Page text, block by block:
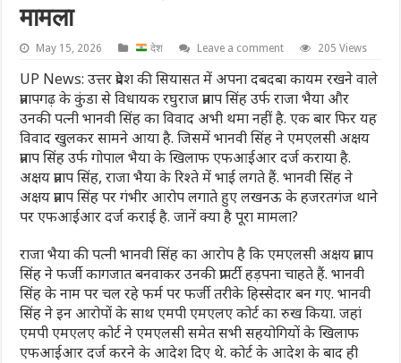
मामला
May 15, 2026 देश Leave a comment 205 Views
UP News: उत्तर प्रदेश की सियासत में अपना दबदबा कायम रखने वाले
प्रतापगढ़ के कुंडा से विधायक रघुराज प्रताप सिंह उर्फ राजा भैया और
उनकी पत्नी भानवी सिंह का विवाद अभी थमा नहीं है. एक बार फिर यह
विवाद खुलकर सामने आया है. जिसमें भानवी सिंह ने एमएलसी अक्षय
प्रताप सिंह उर्फ गोपाल भैया के खिलाफ एफआईआर दर्ज कराया है.
अक्षय प्रताप सिंह, राजा भैया के रिश्ते में भाई लगते हैं. भानवी सिंह ने
अक्षय प्रताप सिंह पर गंभीर आरोप लगाते हुए लखनऊ के हजरतगंज थाने
पर एफआईआर दर्ज कराई है. जानें क्या है पूरा मामला?
राजा भैया की पत्नी भानवी सिंह का आरोप है कि एमएलसी अक्षय प्रताप
सिंह ने फर्जी कागजात बनवाकर उनकी प्रापर्टी हड़पना चाहते हैं. भानवी
सिंह के नाम पर चल रहे फर्म पर फर्जी तरीके हिस्सेदार बन गए. भानवी
सिंह ने इन आरोपों के साथ एमपी एमएलए कोर्ट का रुख किया. जहां
एमपी एमएलए कोर्ट ने एमएलसी समेत सभी सहयोगियों के खिलाफ
एफआईआर दर्ज करने के आदेश दिए थे. कोर्ट के आदेश के बाद ही